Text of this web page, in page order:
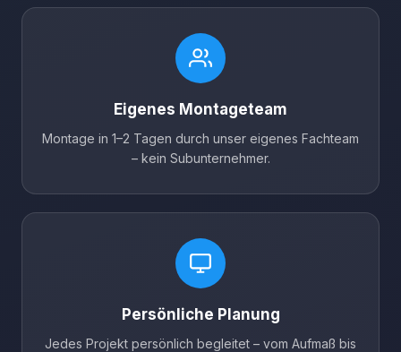
Eigenes Montageteam
Montage in 1–2 Tagen durch unser eigenes Fachteam
– kein Subunternehmer.
Persönliche Planung
Jedes Projekt persönlich begleitet – vom Aufmaß bis